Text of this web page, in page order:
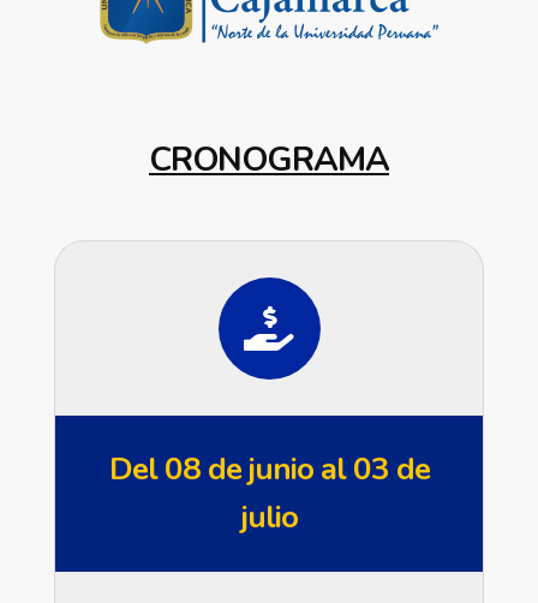
CRONOGRAMA
Del 08 de junio al 03 de
julio